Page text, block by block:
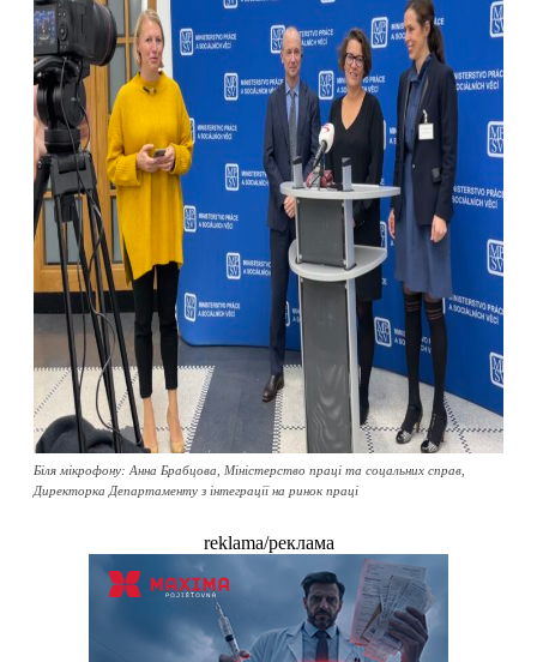
Біля мікрофону: Анна Брабцова, Міністерство праці та соцальних справ,
Директорка Департаменту з інтеграції на ринок праці
reklama/реклама